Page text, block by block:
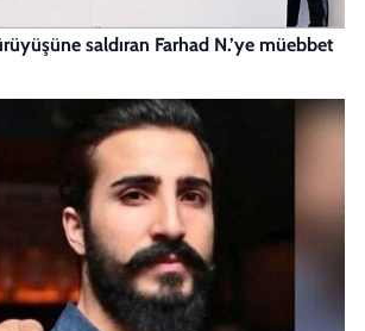
saldıran Farhad N.’ye müebbet